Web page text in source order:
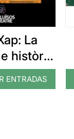
La
història
tres
ENTRADAS